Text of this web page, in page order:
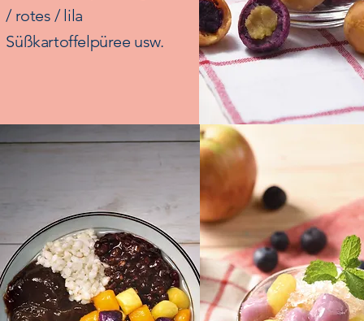
/ rotes / lila
Süßkartoffelpüree usw.